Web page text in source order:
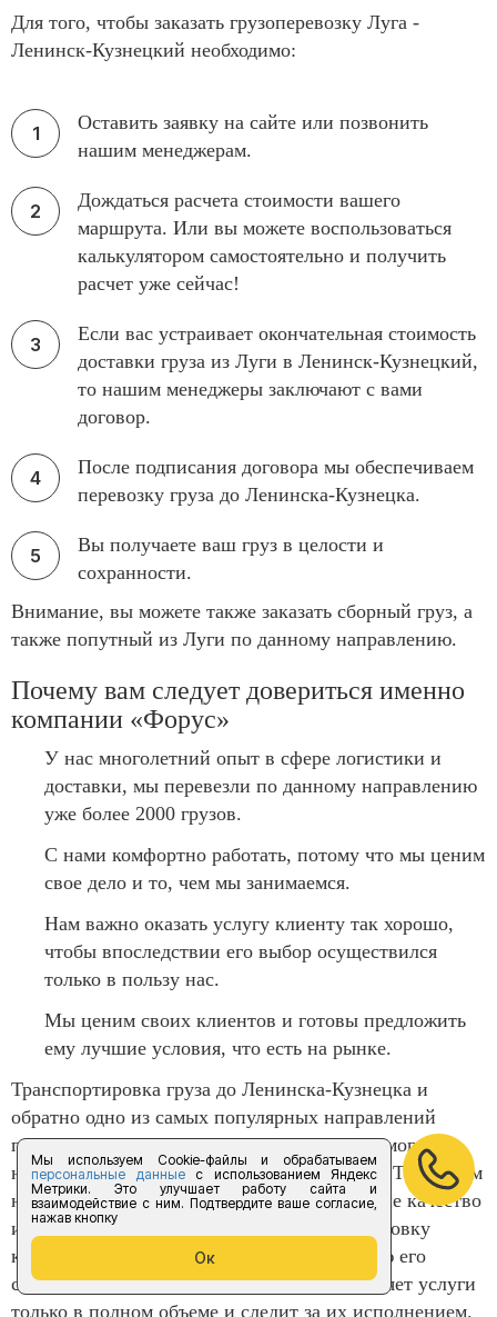
Мы используем Cookie-файлы и обрабатываем
персональные данныес использованием Яндекс
Метрики. Это улучшает работу сайта и
взаимодействие с ним. Подтвердите ваше согласие,
нажав кнопку
Ок
Для того, чтобы заказать грузоперевозку Луга -
Ленинск-Кузнецкий необходимо:
Оставить заявку на сайте или позвонить
нашим менеджерам.
Дождаться расчета стоимости вашего
маршрута. Или вы можете воспользоваться
калькулятором самостоятельно и получить
расчет уже сейчас!
Если вас устраивает окончательная стоимость
доставки груза из Луги в Ленинск-Кузнецкий,
то нашим менеджеры заключают с вами
договор.
После подписания договора мы обеспечиваем
перевозку груза до Ленинска-Кузнецка.
Вы получаете ваш груз в целости и
сохранности.
Внимание, вы можете также заказать сборный груз, а
также попутный из Луги по данному направлению.
Почему вам следует довериться именно
компании «Форус»
У нас многолетний опыт в сфере логистики и
доставки, мы перевезли по данному направлению
уже более 2000 грузов.
С нами комфортно работать, потому что мы ценим
свое дело и то, чем мы занимаемся.
Нам важно оказать услугу клиенту так хорошо,
чтобы впоследствии его выбор осуществился
только в пользу нас.
Мы ценим своих клиентов и готовы предложить
ему лучшие условия, что есть на рынке.
Транспортировка груза до Ленинска-Кузнецка и
обратно одно из самых популярных направлений
прибегая к нашим услугам вы получаете самого
надежного и исполнительного поставщика. Также вам
необходимо обратить свое внимание на наше качество
и разнообразие машин для перевозки, страховку
которую мы предоставляем, а также полную его
сохранность. Компания «Форус предоставляет услуги
только в полном объеме и следит за их исполнением.